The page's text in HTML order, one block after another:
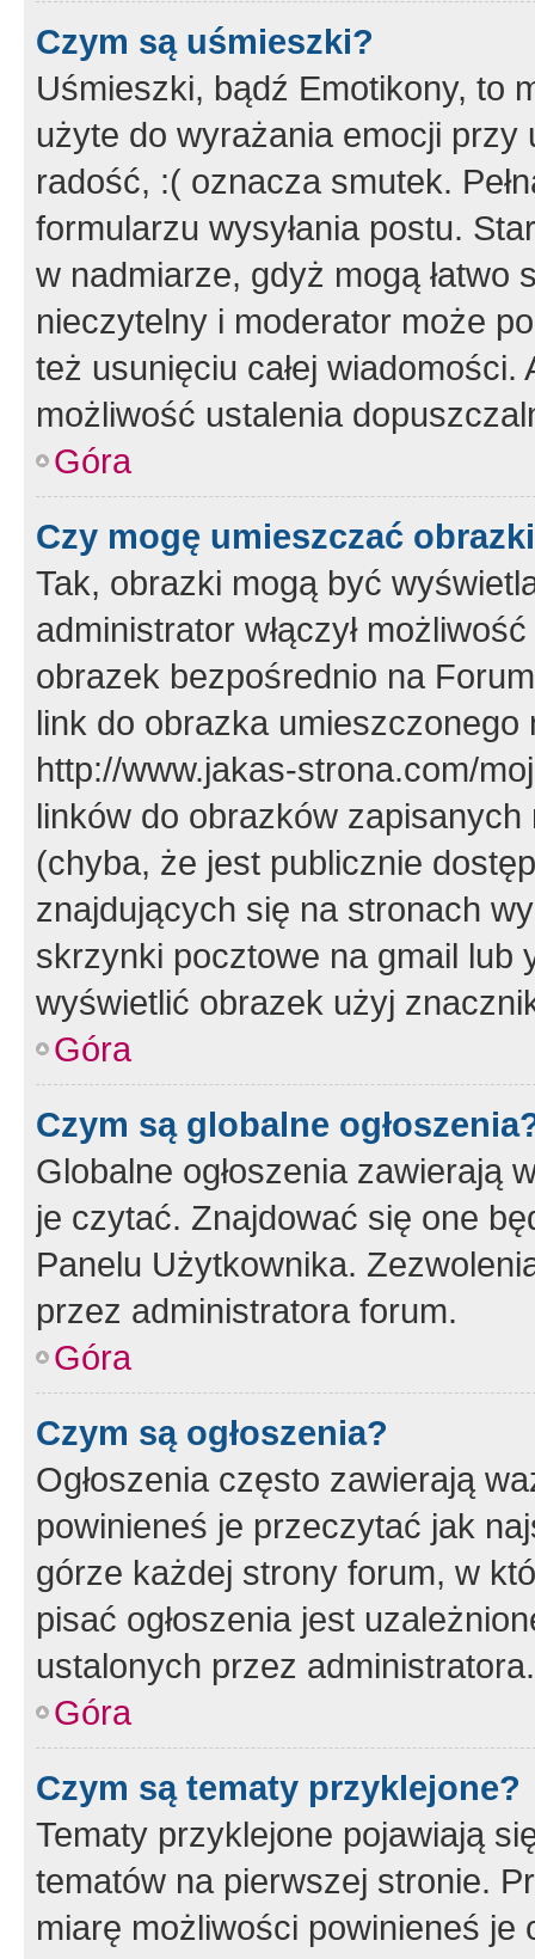
Czym są uśmieszki?
Uśmieszki, bądź Emotikony, to
użyte do wyrażania emocji
radość, :( oznacza smutek.
formularzu wysyłania postu.
w nadmiarze, gdyż mogą
nieczytelny i moderator może
też usunięciu całej
możliwość ustalenia
Góra
Czy mogę umieszczać
Tak, obrazki mogą być
administrator włączył
obrazek bezpośrednio na
link do obrazka
http://www.jakas-strona.com/
linków do obrazków
(chyba, że jest publicznie
znajdujących się na stronach
skrzynki pocztowe na gmail lub
wyświetlić obrazek użyj
Góra
Czym są globalne
Globalne ogłoszenia zawierają
je czytać. Znajdować się one
Panelu Użytkownika.
przez administratora forum.
Góra
Czym są ogłoszenia?
Ogłoszenia często zawierają
powinieneś je przeczytać jak
górze każdej strony forum, w
pisać ogłoszenia jest
ustalonych przez administratora.
Góra
Czym są tematy przyklejone?
Tematy przyklejone pojawiają
tematów na pierwszej stronie.
miarę możliwości powinieneś je